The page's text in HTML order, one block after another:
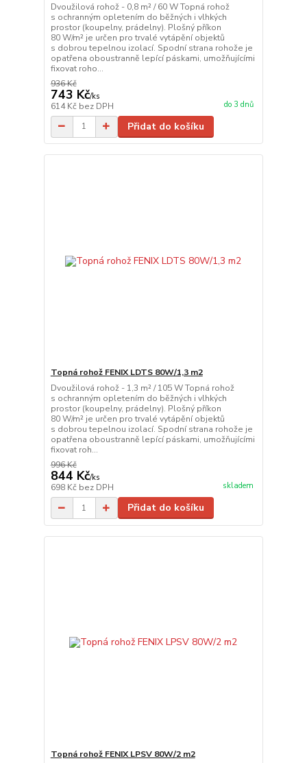
Dvoužilová rohož - 0,8 m² / 60 W Topná rohož
s ochranným opletením do běžných i vlhkých
prostor (koupelny, prádelny). Plošný příkon
80 W/m² je určen pro trvalé vytápění objektů
s dobrou tepelnou izolací. Spodní strana rohože je
opatřena oboustranně lepící páskami, umožňujícími
fixovat roho...
936 Kč
743 Kč/ks
614 Kč bez DPH do 3 dnů
Přidat do košíku
Topná rohož FENIX LDTS 80W/1,3 m2
Dvoužilová rohož - 1,3 m² / 105 W Topná rohož
s ochranným opletením do běžných i vlhkých
prostor (koupelny, prádelny). Plošný příkon
80 W/m² je určen pro trvalé vytápění objektů
s dobrou tepelnou izolací. Spodní strana rohože je
opatřena oboustranně lepící páskami, umožňujícími
fixovat roh...
996 Kč
844 Kč/ks
698 Kč bez DPH skladem
Přidat do košíku
Topná rohož FENIX LPSV 80W/2 m2